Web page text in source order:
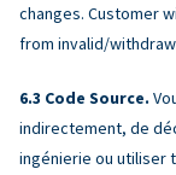
changes. Customer
from invalid/
Code Source.
indirectement, de
ingénierie ou utiliser